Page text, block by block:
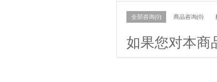
全部咨询(0) 商品咨询(0)
如果您对本商